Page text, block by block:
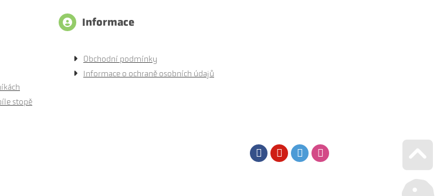
stopě
Informace
Obchodní podmínky
Informace o ochraně osobních údajů
FacebookYoutubeTwitter
Go